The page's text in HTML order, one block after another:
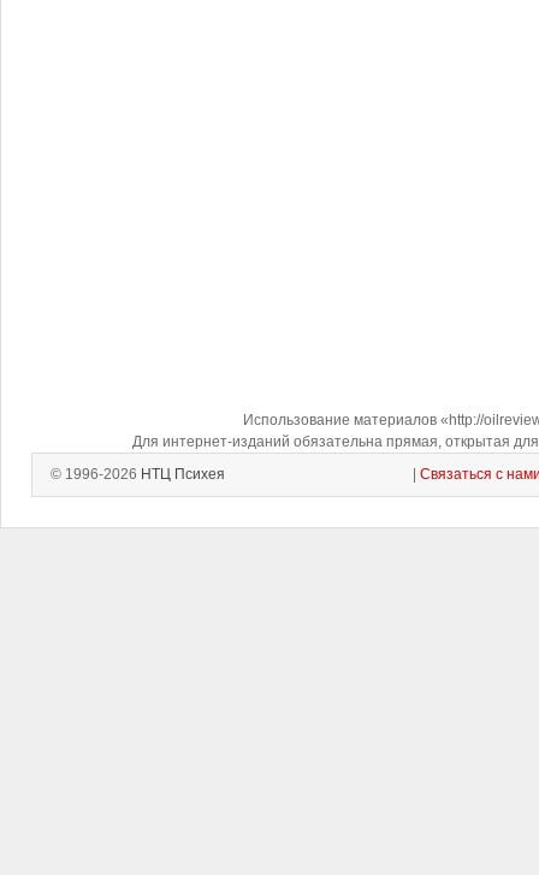
Использование материалов «http://
Для интернет-изданий обязательна прямая, открытая
© 1996-2026 НТЦ Психея Связаться с